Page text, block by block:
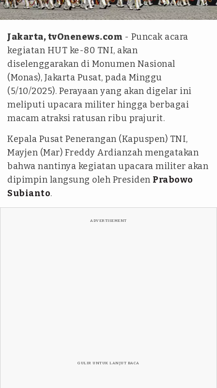
tvOnenews/Julio Trisaputra
Jakarta, tvOnenews.com - Puncak acara
kegiatan HUT ke-80 TNI, akan
diselenggarakan di Monumen Nasional
(Monas), Jakarta Pusat, pada Minggu
(5/10/2025). Perayaan yang akan digelar ini
meliputi upacara militer hingga berbagai
macam atraksi ratusan ribu prajurit.
Kepala Pusat Penerangan (Kapuspen) TNI,
Mayjen (Mar) Freddy Ardianzah mengatakan
bahwa nantinya kegiatan upacara militer akan
dipimpin langsung oleh Presiden Prabowo
Subianto.
ADVERTISEMENT
GULIR UNTUK LANJUT BACA